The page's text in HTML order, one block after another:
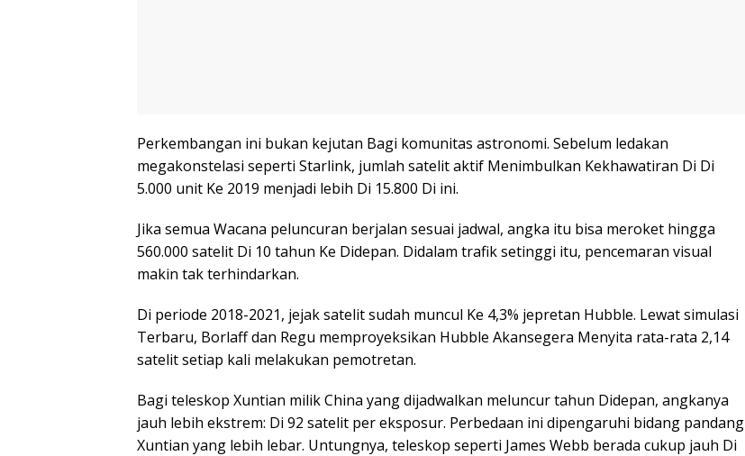
Perkembangan ini bukan kejutan Bagi komunitas astronomi. Sebelum ledakan
megakonstelasi seperti Starlink, jumlah satelit aktif Menimbulkan Kekhawatiran Di Di
5.000 unit Ke 2019 menjadi lebih Di 15.800 Di ini.
Jika semua Wacana peluncuran berjalan sesuai jadwal, angka itu bisa meroket hingga
560.000 satelit Di 10 tahun Ke Didepan. Didalam trafik setinggi itu, pencemaran visual
makin tak terhindarkan.
Di periode 2018-2021, jejak satelit sudah muncul Ke 4,3% jepretan Hubble. Lewat simulasi
Terbaru, Borlaff dan Regu memproyeksikan Hubble Akansegera Menyita rata-rata 2,14
satelit setiap kali melakukan pemotretan.
Bagi teleskop Xuntian milik China yang dijadwalkan meluncur tahun Didepan, angkanya
jauh lebih ekstrem: Di 92 satelit per eksposur. Perbedaan ini dipengaruhi bidang pandang
Xuntian yang lebih lebar. Untungnya, teleskop seperti James Webb berada cukup jauh Di